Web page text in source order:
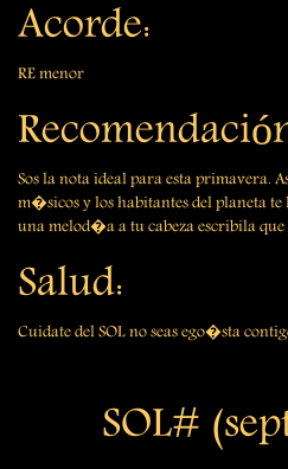
Acorde:
RE menor
Sos la nota ideal para esta primavera.
m�sicos y los habitantes del planeta te
una melod�a a tu cabeza escribila que
Salud:
Cuidate del SOL no seas ego�sta
SOL#